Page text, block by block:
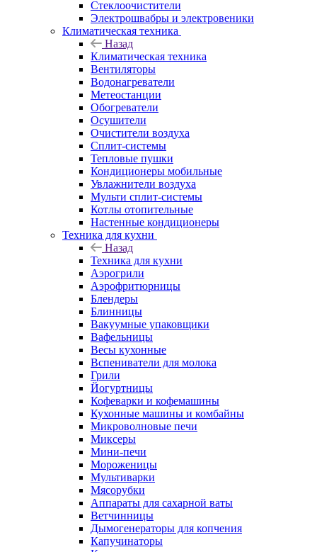
Стеклоочистители
Электрошвабры и электровеники
Климатическая техника
Назад
Климатическая техника
Вентиляторы
Водонагреватели
Метеостанции
Обогреватели
Осушители
Очистители воздуха
Сплит-системы
Тепловые пушки
Кондиционеры мобильные
Увлажнители воздуха
Мульти сплит-системы
Котлы отопительные
Настенные кондиционеры
Техника для кухни
Назад
Техника для кухни
Аэрогрили
Аэрофритюрницы
Блендеры
Блинницы
Вакуумные упаковщики
Вафельницы
Весы кухонные
Вспениватели для молока
Грили
Йогуртницы
Кофеварки и кофемашины
Кухонные машины и комбайны
Микроволновые печи
Миксеры
Мини-печи
Мороженицы
Мультиварки
Мясорубки
Аппараты для сахарной ваты
Ветчинницы
Дымогенераторы для копчения
Капучинаторы